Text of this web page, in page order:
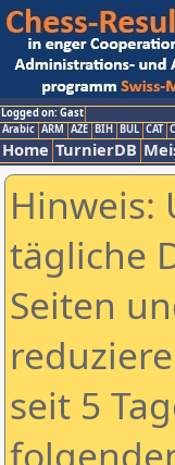
Logged on: Gast
Arabic ARM AZE BIH BUL CAT
Home TurnierDB
Hinweis:
tägliche
Seiten
seit 5